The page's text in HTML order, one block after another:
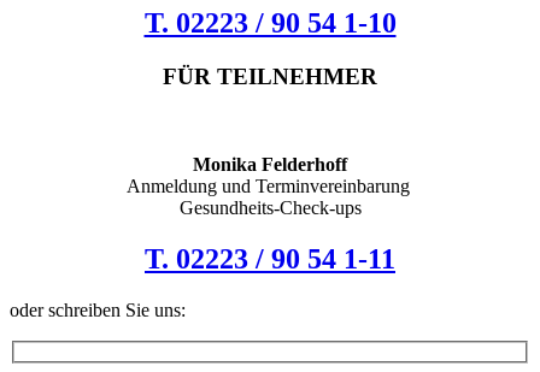
T. 02223 / 90 54 1-10
FÜR TEILNEHMER
Monika Felderhoff
Anmeldung und Terminvereinbarung
Gesundheits-Check-ups
T. 02223 / 90 54 1-11
oder schreiben Sie uns: